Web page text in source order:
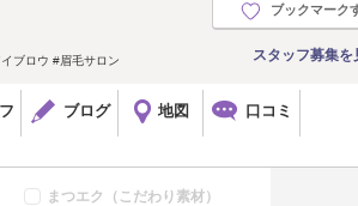
ブックマーク
スタッフ募集を
ブロウ #眉毛サロン
ブログ 地図 口コミ
まつエク（こだわり素材）